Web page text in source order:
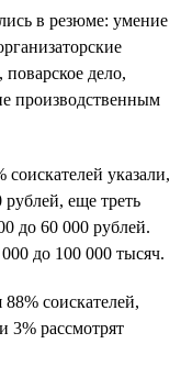
в резюме: умение
дело,
производственным
указали,
рублей, еще треть
до 60 000 рублей.
до 100 000 тысяч.
соискателей,
3% рассмотрят